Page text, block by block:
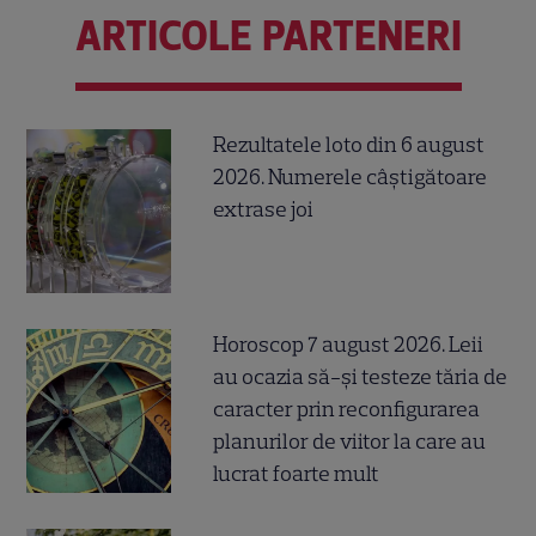
ARTICOLE PARTENERI
Rezultatele loto din 6 august
2026. Numerele câștigătoare
extrase joi
Horoscop 7 august 2026. Leii
au ocazia să-și testeze tăria de
caracter prin reconfigurarea
planurilor de viitor la care au
lucrat foarte mult